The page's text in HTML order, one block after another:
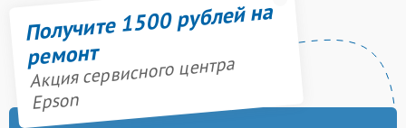
Получите 1500 рублей на
ремонт
Акция сервисного центра
Epson